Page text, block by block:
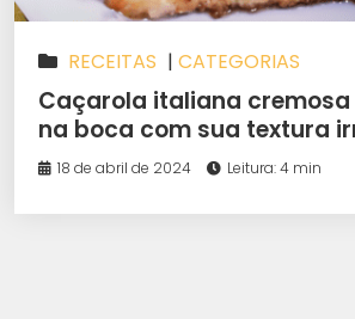
RECEITAS | CATEGORIAS
Caçarola italiana cremosa
na boca com sua textura
18 de abril de 2024 Leitura: 4 min